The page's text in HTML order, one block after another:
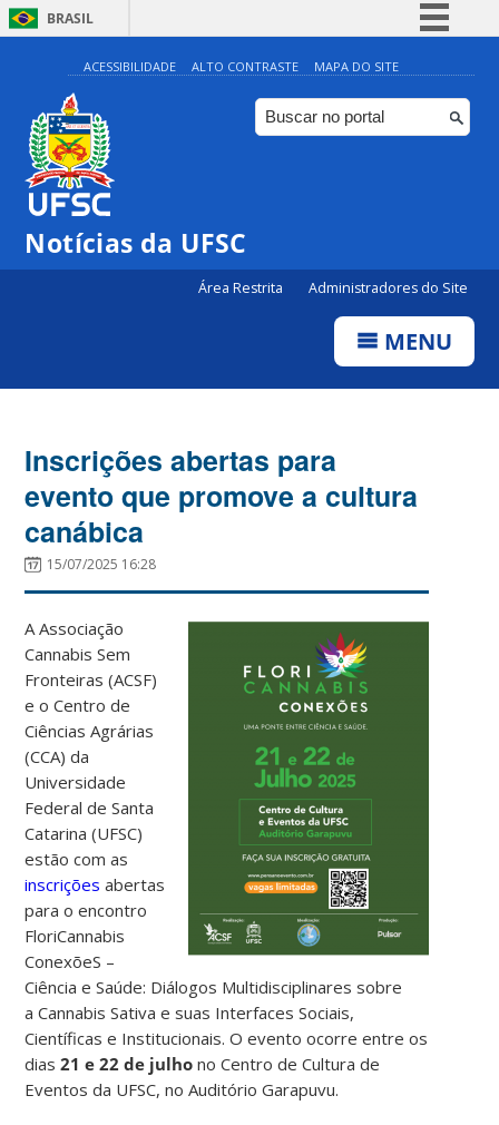
BRASIL
Simplifique!
Comunica BR
Participe
ACESSIBILIDADE ALTO CONTRASTE MAPA DO SITE
Notícias da UFSC
Área Restrita Administradores do Site
MENU
Inscrições abertas para
evento que promove a cultura
canábica
15/07/2025 16:28
A Associação
Cannabis Sem
Fronteiras (ACSF)
e o Centro de
Ciências Agrárias
(CCA) da
Universidade
Federal de Santa
Catarina (UFSC)
estão com as
inscriçõesabertas
para o encontro
FloriCannabis
ConexõeS –
Ciência e Saúde: Diálogos Multidisciplinares sobre
aCannabis Sativa e suas Interfaces Sociais,
Científicas e Institucionais. O evento ocorre entre os
dias 21 e 22 de julho no Centro de Cultura de
Eventos da UFSC, no Auditório Garapuvu.